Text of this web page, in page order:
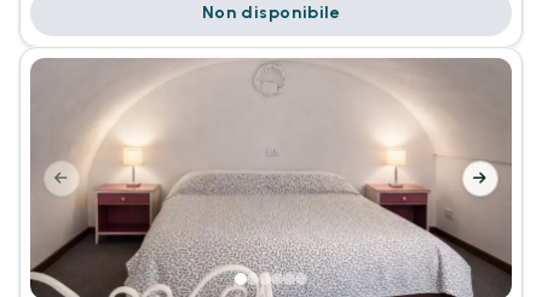
Non disponibile